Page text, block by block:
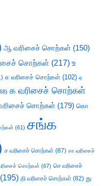
ஆ வரிசைச் சொற்கள் (150)
சொற்கள் (217) உ
எ வரிசைச் சொற்கள் (102) ஏ
க வரிசைச் சொற்கள்
சொற்கள் (179) கொ
(61) சங்க
ச வரிசைச் சொற்கள் (87) சா வரிசைச்
சொற்கள் (67) செ வரிசைச்
(195) தி வரிசைச் சொற்கள் (82) து